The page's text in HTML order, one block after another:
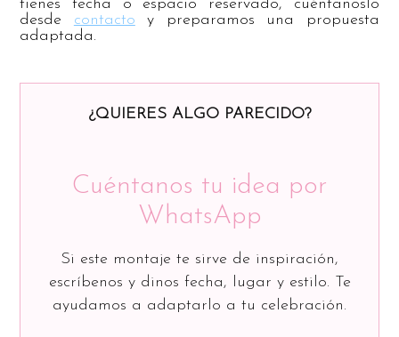
tienes fecha o espacio reservado, cuéntanoslo
desde contacto y preparamos una propuesta
adaptada.
¿QUIERES ALGO PARECIDO?
Cuéntanos tu idea por
WhatsApp
Si este montaje te sirve de inspiración,
escríbenos y dinos fecha, lugar y estilo. Te
ayudamos a adaptarlo a tu celebración.